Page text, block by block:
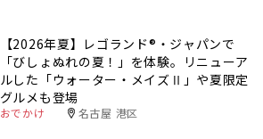
【2026年夏】レゴランド®・ジャパンで
「びしょぬれの夏！」を体験。リニューア
ルした「ウォーター・メイズⅡ」や夏限定
グルメも登場
おでかけ 名古屋 港区